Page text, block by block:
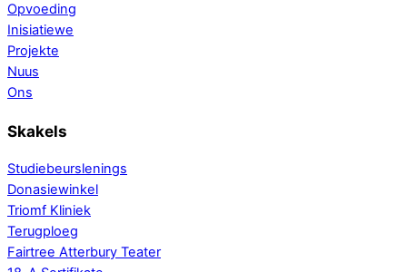
Opvoeding
Inisiatiewe
Projekte
Nuus
Ons
Skakels
Studiebeurslenings
Donasiewinkel
Triomf Kliniek
Terugploeg
Fairtree Atterbury Teater